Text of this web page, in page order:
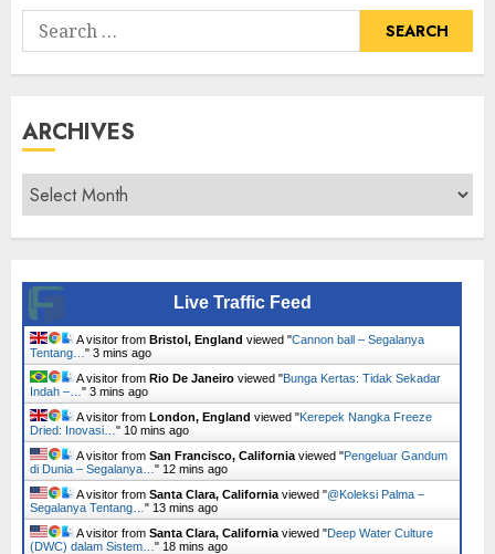
Search
for:
ARCHIVES
Archives
Live Traffic Feed
A visitor from Bristol, England viewed "Cannon ball – Segalanya
Tentang… " 3 mins ago
A visitor from Rio De Janeiro viewed "Bunga Kertas: Tidak Sekadar
Indah –… " 3 mins ago
A visitor from London, England viewed "Kerepek Nangka Freeze
Dried: Inovasi… " 10 mins ago
A visitor from San Francisco, California viewed "Pengeluar Gandum
di Dunia – Segalanya… " 12 mins ago
A visitor from Santa Clara, California viewed "@Koleksi Palma –
Segalanya Tentang… " 13 mins ago
A visitor from Santa Clara, California viewed "Deep Water Culture
(DWC) dalam Sistem… " 18 mins ago